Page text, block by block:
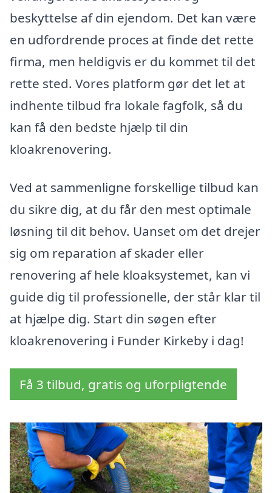
beskyttelse af din ejendom. Det kan være
en udfordrende proces at finde det rette
firma, men heldigvis er du kommet til det
rette sted. Vores platform gør det let at
indhente tilbud fra lokale fagfolk, så du
kan få den bedste hjælp til din
kloakrenovering.
Ved at sammenligne forskellige tilbud kan
du sikre dig, at du får den mest optimale
løsning til dit behov. Uanset om det drejer
sig om reparation af skader eller
renovering af hele kloaksystemet, kan vi
guide dig til professionelle, der står klar til
at hjælpe dig. Start din søgen efter
kloakrenovering i Funder Kirkeby i dag!
Få 3 tilbud, gratis og uforpligtende